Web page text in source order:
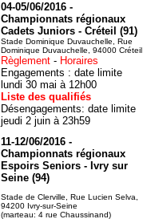
04-05/06/2016 -
Championnats régionaux
Cadets Juniors - Créteil (91)
Stade Dominique Duvauchelle, Rue
Dominique Duvauchelle, 94000 Créteil
Règlement - Horaires
Engagements : date limite
lundi 30 mai à 12h00
Liste des qualifiés
Désengagements: date limite
jeudi 2 juin à 23h59
11-12/06/2016 -
Championnats régionaux
Espoirs Seniors - Ivry sur
Seine (94)
Stade de Clerville, Rue Lucien Selva,
94200 Ivry-sur-Seine
(marteau: 4 rue Chaussinand)